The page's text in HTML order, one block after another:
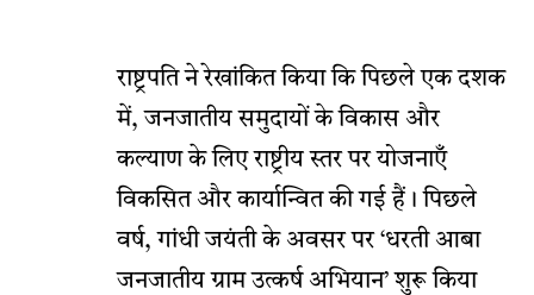
राष्ट्रपति ने रेखांकित किया कि पिछले एक दशक
में, जनजातीय समुदायों के विकास और
कल्याण के लिए राष्ट्रीय स्तर पर योजनाएँ
विकसित और कार्यान्वित की गई हैं। पिछले
वर्ष, गांधी जयंती के अवसर पर ‘धरती आबा
जनजातीय ग्राम उत्कर्ष अभियान’ शुरू किया